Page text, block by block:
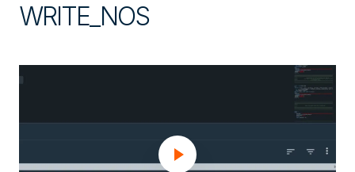
WRITE_NOS